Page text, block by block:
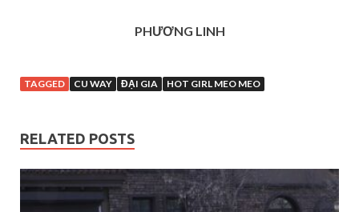
PHƯƠNG LINH
TAGGED CU WAY ĐẠI GIA HOT GIRL MEO MEO
RELATED POSTS